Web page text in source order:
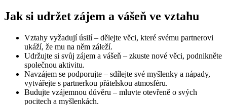
Jak si udržet zájem a vášeň ve vztahu
Vztahy vyžadují úsilí – dělejte věci, které svému partnerovi
ukáží, že mu na něm záleží.
Udržujte si svůj zájem a vášeň – zkuste nové věci, podnikněte
společnou aktivitu.
Navzájem se podporujte – sdílejte své myšlenky a nápady,
vytvářejte s partnerkou přátelskou atmosféru.
Budujte vzájemnou důvěru – mluvte otevřeně o svých
pocitech a myšlenkách.